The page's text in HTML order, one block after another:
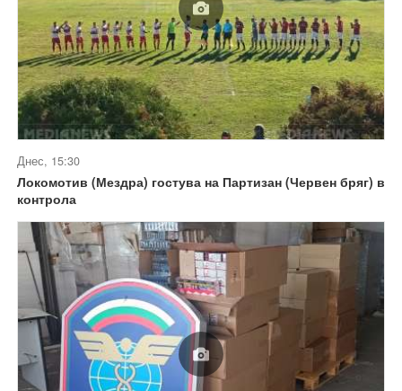
Днес, 15:30
Локомотив (Мездра) гостува на Партизан (Червен бряг) в
контрола